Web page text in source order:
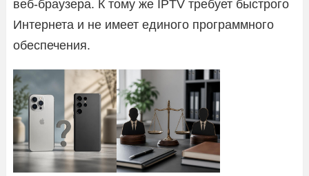
веб-браузера. К тому же IPTV требует быстрого
Интернета и не имеет единого программного
обеспечения.